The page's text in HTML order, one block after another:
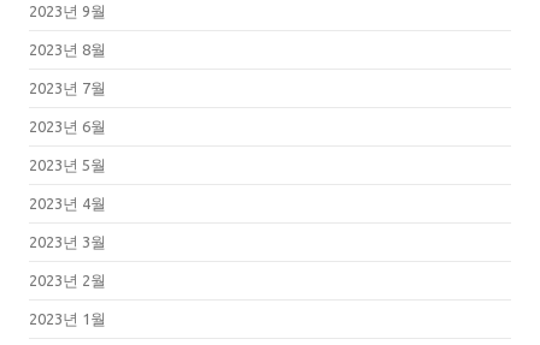
2023년 9월
2023년 8월
2023년 7월
2023년 6월
2023년 5월
2023년 4월
2023년 3월
2023년 2월
2023년 1월